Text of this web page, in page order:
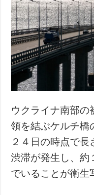
ウクライナ南部の
領を結ぶケルチ橋
２４日の時点で
渋滞が発生し、約
でいることが衛生